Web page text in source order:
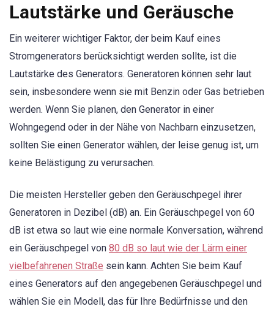
Lautstärke und Geräusche
Ein weiterer wichtiger Faktor, der beim Kauf eines
Stromgenerators berücksichtigt werden sollte, ist die
Lautstärke des Generators. Generatoren können sehr laut
sein, insbesondere wenn sie mit Benzin oder Gas betrieben
werden. Wenn Sie planen, den Generator in einer
Wohngegend oder in der Nähe von Nachbarn einzusetzen,
sollten Sie einen Generator wählen, der leise genug ist, um
keine Belästigung zu verursachen.
Die meisten Hersteller geben den Geräuschpegel ihrer
Generatoren in Dezibel (dB) an. Ein Geräuschpegel von 60
dB ist etwa so laut wie eine normale Konversation, während
ein Geräuschpegel von 80 dB so laut wie der Lärm einer
vielbefahrenen Straße sein kann. Achten Sie beim Kauf
eines Generators auf den angegebenen Geräuschpegel und
wählen Sie ein Modell, das für Ihre Bedürfnisse und den